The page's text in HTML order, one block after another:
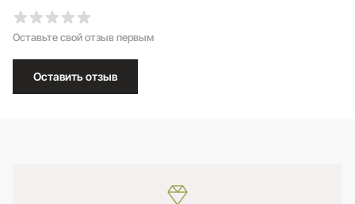
Оставьте свой отзыв первым
Оставить отзыв